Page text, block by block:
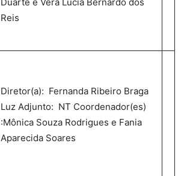
Reis
Diretor(a): Fernanda Ribeiro Braga
Luz Adjunto: NT Coordenador(es)
:Mônica Souza Rodrigues e Fania
Aparecida Soares